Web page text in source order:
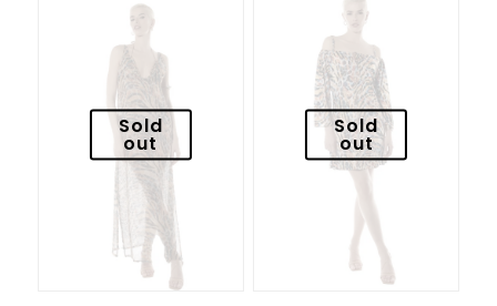
Sold
out
Sold
out